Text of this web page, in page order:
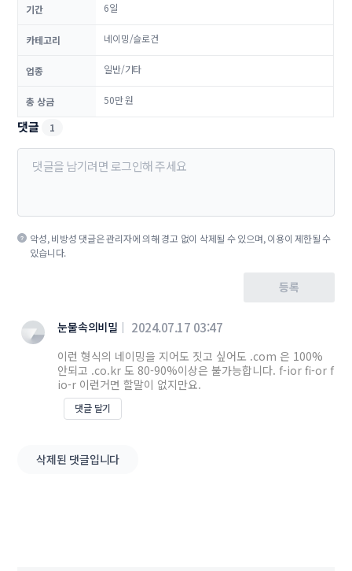
기간 6일
카테고리 네이밍/슬로건
업종 일반/기타
총 상금 50만 원
댓글 1
악성, 비방성 댓글은 관리자에 의해 경고 없이 삭제될 수 있으며, 이용이 제한될 수
있습니다.
등록
눈물속의비밀 2024.07.17 03:47
이런 형식의 네이밍을 지어도 짓고 싶어도 .com 은 100%
안되고 .co.kr 도 80-90%이상은 불가능합니다. f-ior fi-or f
io-r 이런거면 할말이 없지만요.
댓글 달기
삭제된 댓글입니다